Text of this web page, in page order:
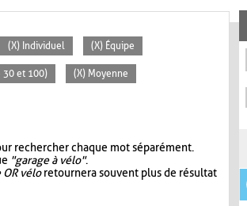
(X) Individuel (X) Équipe
30 et 100) (X) Moyenne
rechercher chaque mot séparément.
"garage à vélo".
OR véloretournera souvent plus de résultat